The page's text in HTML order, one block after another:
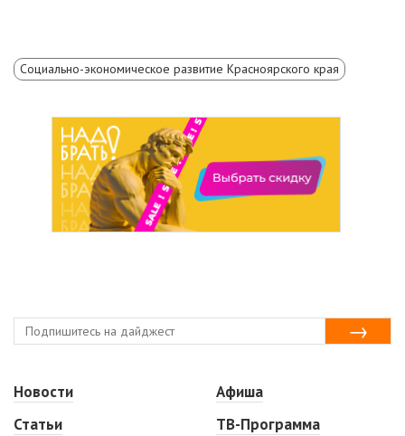
Социально-экономическое развитие Красноярского края
Новости
Статьи
Афиша
ТВ-Программа